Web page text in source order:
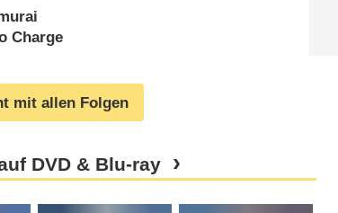
Charge
mit allen Folgen
DVD & Blu-ray